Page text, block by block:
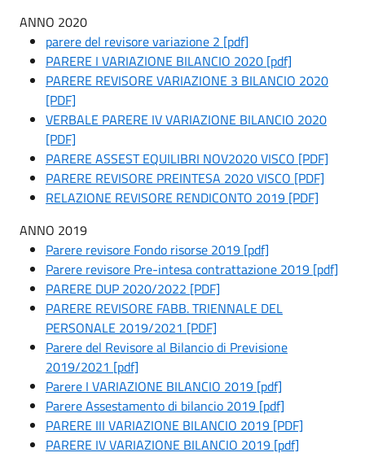
ANNO 2020
parere del revisore variazione 2 [pdf]
PARERE I VARIAZIONE BILANCIO 2020 [pdf]
PARERE REVISORE VARIAZIONE 3 BILANCIO 2020
[PDF]
VERBALE PARERE IV VARIAZIONE BILANCIO 2020
[PDF]
PARERE ASSEST EQUILIBRI NOV2020 VISCO [PDF]
PARERE REVISORE PREINTESA 2020 VISCO [PDF]
RELAZIONE REVISORE RENDICONTO 2019 [PDF]
ANNO 2019
Parere revisore Fondo risorse 2019 [pdf]
Parere revisore Pre-intesa contrattazione 2019 [pdf]
PARERE DUP 2020/2022 [PDF]
PARERE REVISORE FABB. TRIENNALE DEL
PERSONALE 2019/2021 [PDF]
Parere del Revisore al Bilancio di Previsione
2019/2021 [pdf]
Parere I VARIAZIONE BILANCIO 2019 [pdf]
Parere Assestamento di bilancio 2019 [pdf]
PARERE III VARIAZIONE BILANCIO 2019 [PDF]
PARERE IV VARIAZIONE BILANCIO 2019 [pdf]